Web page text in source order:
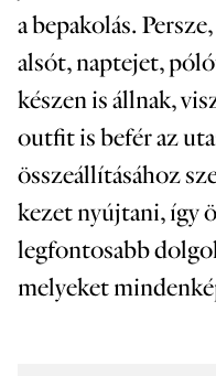
a bepakolás.
alsót, naptejet,
készen is állnak,
outfit is befér az
összeállításához
kezet nyújtani, így
legfontosabb
melyeket